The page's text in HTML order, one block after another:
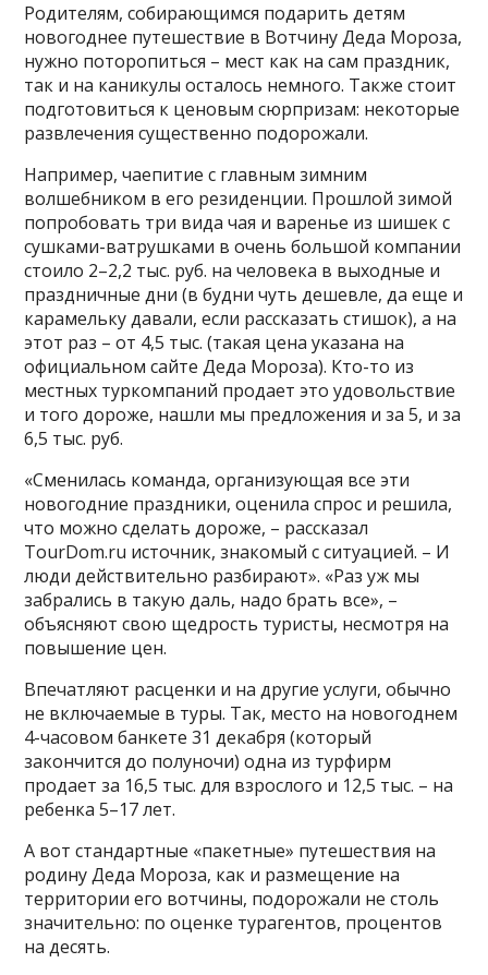
Родителям, собирающимся подарить детям
новогоднее путешествие в Вотчину Деда Мороза,
нужно поторопиться – мест как на сам праздник,
так и на каникулы осталось немного. Также стоит
подготовиться к ценовым сюрпризам: некоторые
развлечения существенно подорожали.
Например, чаепитие с главным зимним
волшебником в его резиденции. Прошлой зимой
попробовать три вида чая и варенье из шишек с
сушками-ватрушками в очень большой компании
стоило 2–2,2 тыс. руб. на человека в выходные и
праздничные дни (в будни чуть дешевле, да еще и
карамельку давали, если рассказать стишок), а на
этот раз – от 4,5 тыс. (такая цена указана на
официальном сайте Деда Мороза). Кто-то из
местных туркомпаний продает это удовольствие
и того дороже, нашли мы предложения и за 5, и за
6,5 тыс. руб.
«Сменилась команда, организующая все эти
новогодние праздники, оценила спрос и решила,
что можно сделать дороже, – рассказал
TourDom.ru источник, знакомый с ситуацией. – И
люди действительно разбирают». «Раз уж мы
забрались в такую даль, надо брать все», –
объясняют свою щедрость туристы, несмотря на
повышение цен.
Впечатляют расценки и на другие услуги, обычно
не включаемые в туры. Так, место на новогоднем
4-часовом банкете 31 декабря (который
закончится до полуночи) одна из турфирм
продает за 16,5 тыс. для взрослого и 12,5 тыс. – на
ребенка 5–17 лет.
А вот стандартные «пакетные» путешествия на
родину Деда Мороза, как и размещение на
территории его вотчины, подорожали не столь
значительно: по оценке турагентов, процентов
на десять.